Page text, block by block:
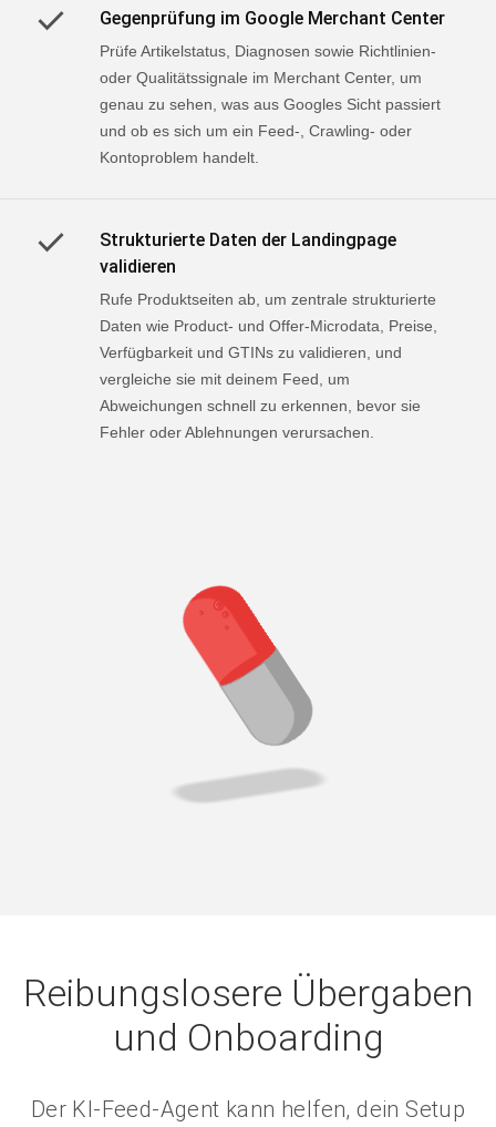
Gegenprüfung im Google Merchant Center
Prüfe Artikelstatus, Diagnosen sowie Richtlinien-
oder Qualitätssignale im Merchant Center, um
genau zu sehen, was aus Googles Sicht passiert
und ob es sich um ein Feed-, Crawling- oder
Kontoproblem handelt.
Strukturierte Daten der Landingpage
validieren
Rufe Produktseiten ab, um zentrale strukturierte
Daten wie Product- und Offer-Microdata, Preise,
Verfügbarkeit und GTINs zu validieren, und
vergleiche sie mit deinem Feed, um
Abweichungen schnell zu erkennen, bevor sie
Fehler oder Ablehnungen verursachen.
Reibungslosere Übergaben
und Onboarding
Der KI-Feed-Agent kann helfen, dein Setup